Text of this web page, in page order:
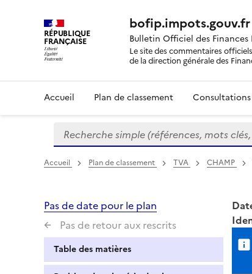
RÉPUBLIQUE
FRANÇAISE
bofip.impots.gouv.fr
Bulletin Officiel des Finances
Le site des commentaires
de la direction générale des
Accueil Plan de classement Consultations
Formulaire
de
recherche
Recherche simple (références, mots clés,
Accueil Plan de classement TVA CHAMP
Pas de date pour le plan
Pas de retour aux rescrits
Table des matières